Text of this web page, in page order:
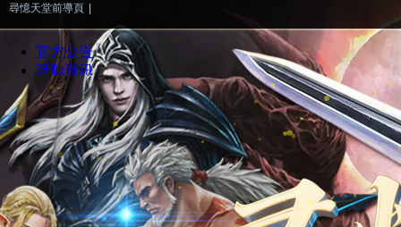
尋憶天堂前導頁